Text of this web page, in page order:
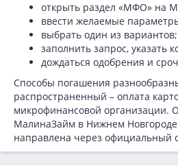
открыть раздел «МФО» на
ввести желаемые
выбрать один из вариантов;
заполнить запрос, указать
дождаться одобрения и
Способы погашения
распространенный – оплата
микрофинансовой организации.
МалинаЗайм в Нижнем
направлена через официальный